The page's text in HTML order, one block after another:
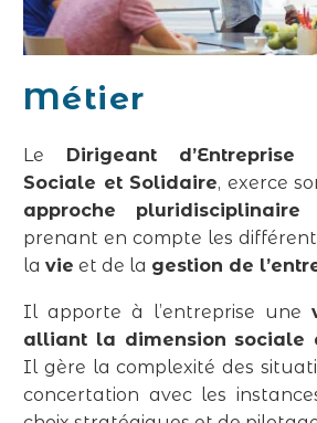
Métier
Le Dirigeant d’Entreprise
Sociale et Solidaire, exerce
approche
prenant en compte les
la vie et de la gestion de
Il apporte à l’entreprise une
alliant la dimension sociale
Il gère la complexité des
concertation avec les